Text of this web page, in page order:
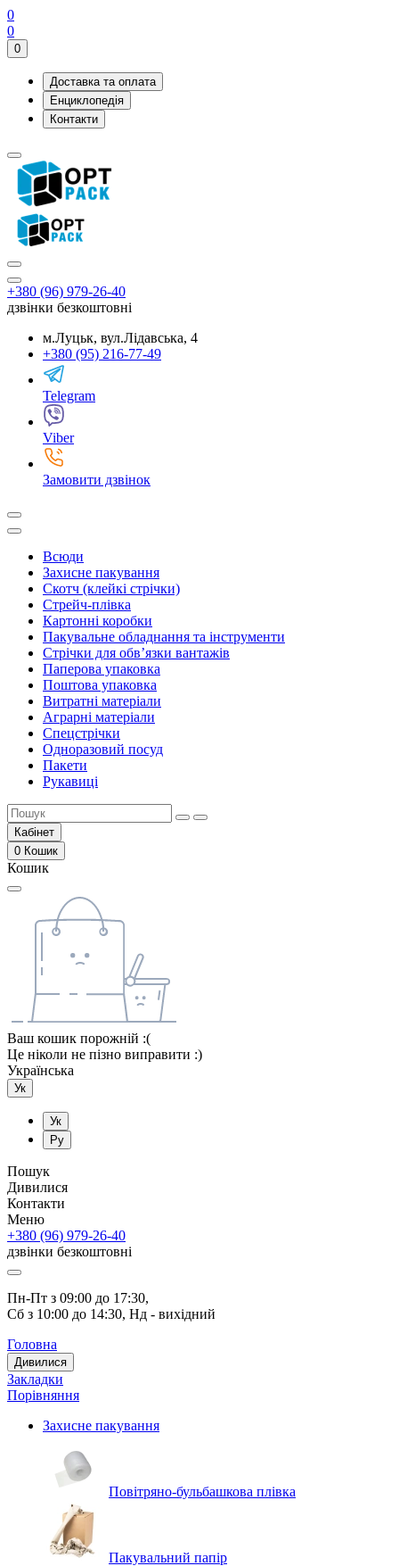
0
0
0
Доставка та оплата
Енциклопедія
Контакти
+380 (96) 979-26-40
дзвінки безкоштовні
м.Луцьк, вул.Лідавська, 4
+380 (95) 216-77-49
Telegram
Viber
Замовити дзвінок
Всюди
Захисне пакування
Скотч (клейкі стрічки)
Стрейч-плівка
Картонні коробки
Пакувальне обладнання та інструменти
Стрічки для обв’язки вантажів
Паперова упаковка
Поштова упаковка
Витратні матеріали
Аграрні матеріали
Спецстрічки
Одноразовий посуд
Пакети
Рукавиці
Кабінет
0 Кошик
Кошик
Ваш кошик порожній :(
Це ніколи не пізно виправити :)
Українська
Ук
Ук
Ру
Пошук
Дивилися
Контакти
Меню
+380 (96) 979-26-40
дзвінки безкоштовні
Пн-Пт з 09:00 до 17:30,
Сб з 10:00 до 14:30, Нд - вихідний
Головна
Дивилися
Закладки
Порівняння
Захисне пакування
Повітряно-бульбашкова плівка
Пакувальний папір